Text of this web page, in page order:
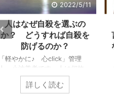
2022/5/11
人はなぜ自殺を選ぶの
か？ どうすれば自殺を
防げるのか？
「軽やかに♪ 心click」管理
人、小池義孝です。人は何故、
自殺を選ぶのでしょうか？ 自
殺するまで追い込まれない為に
詳しく読む